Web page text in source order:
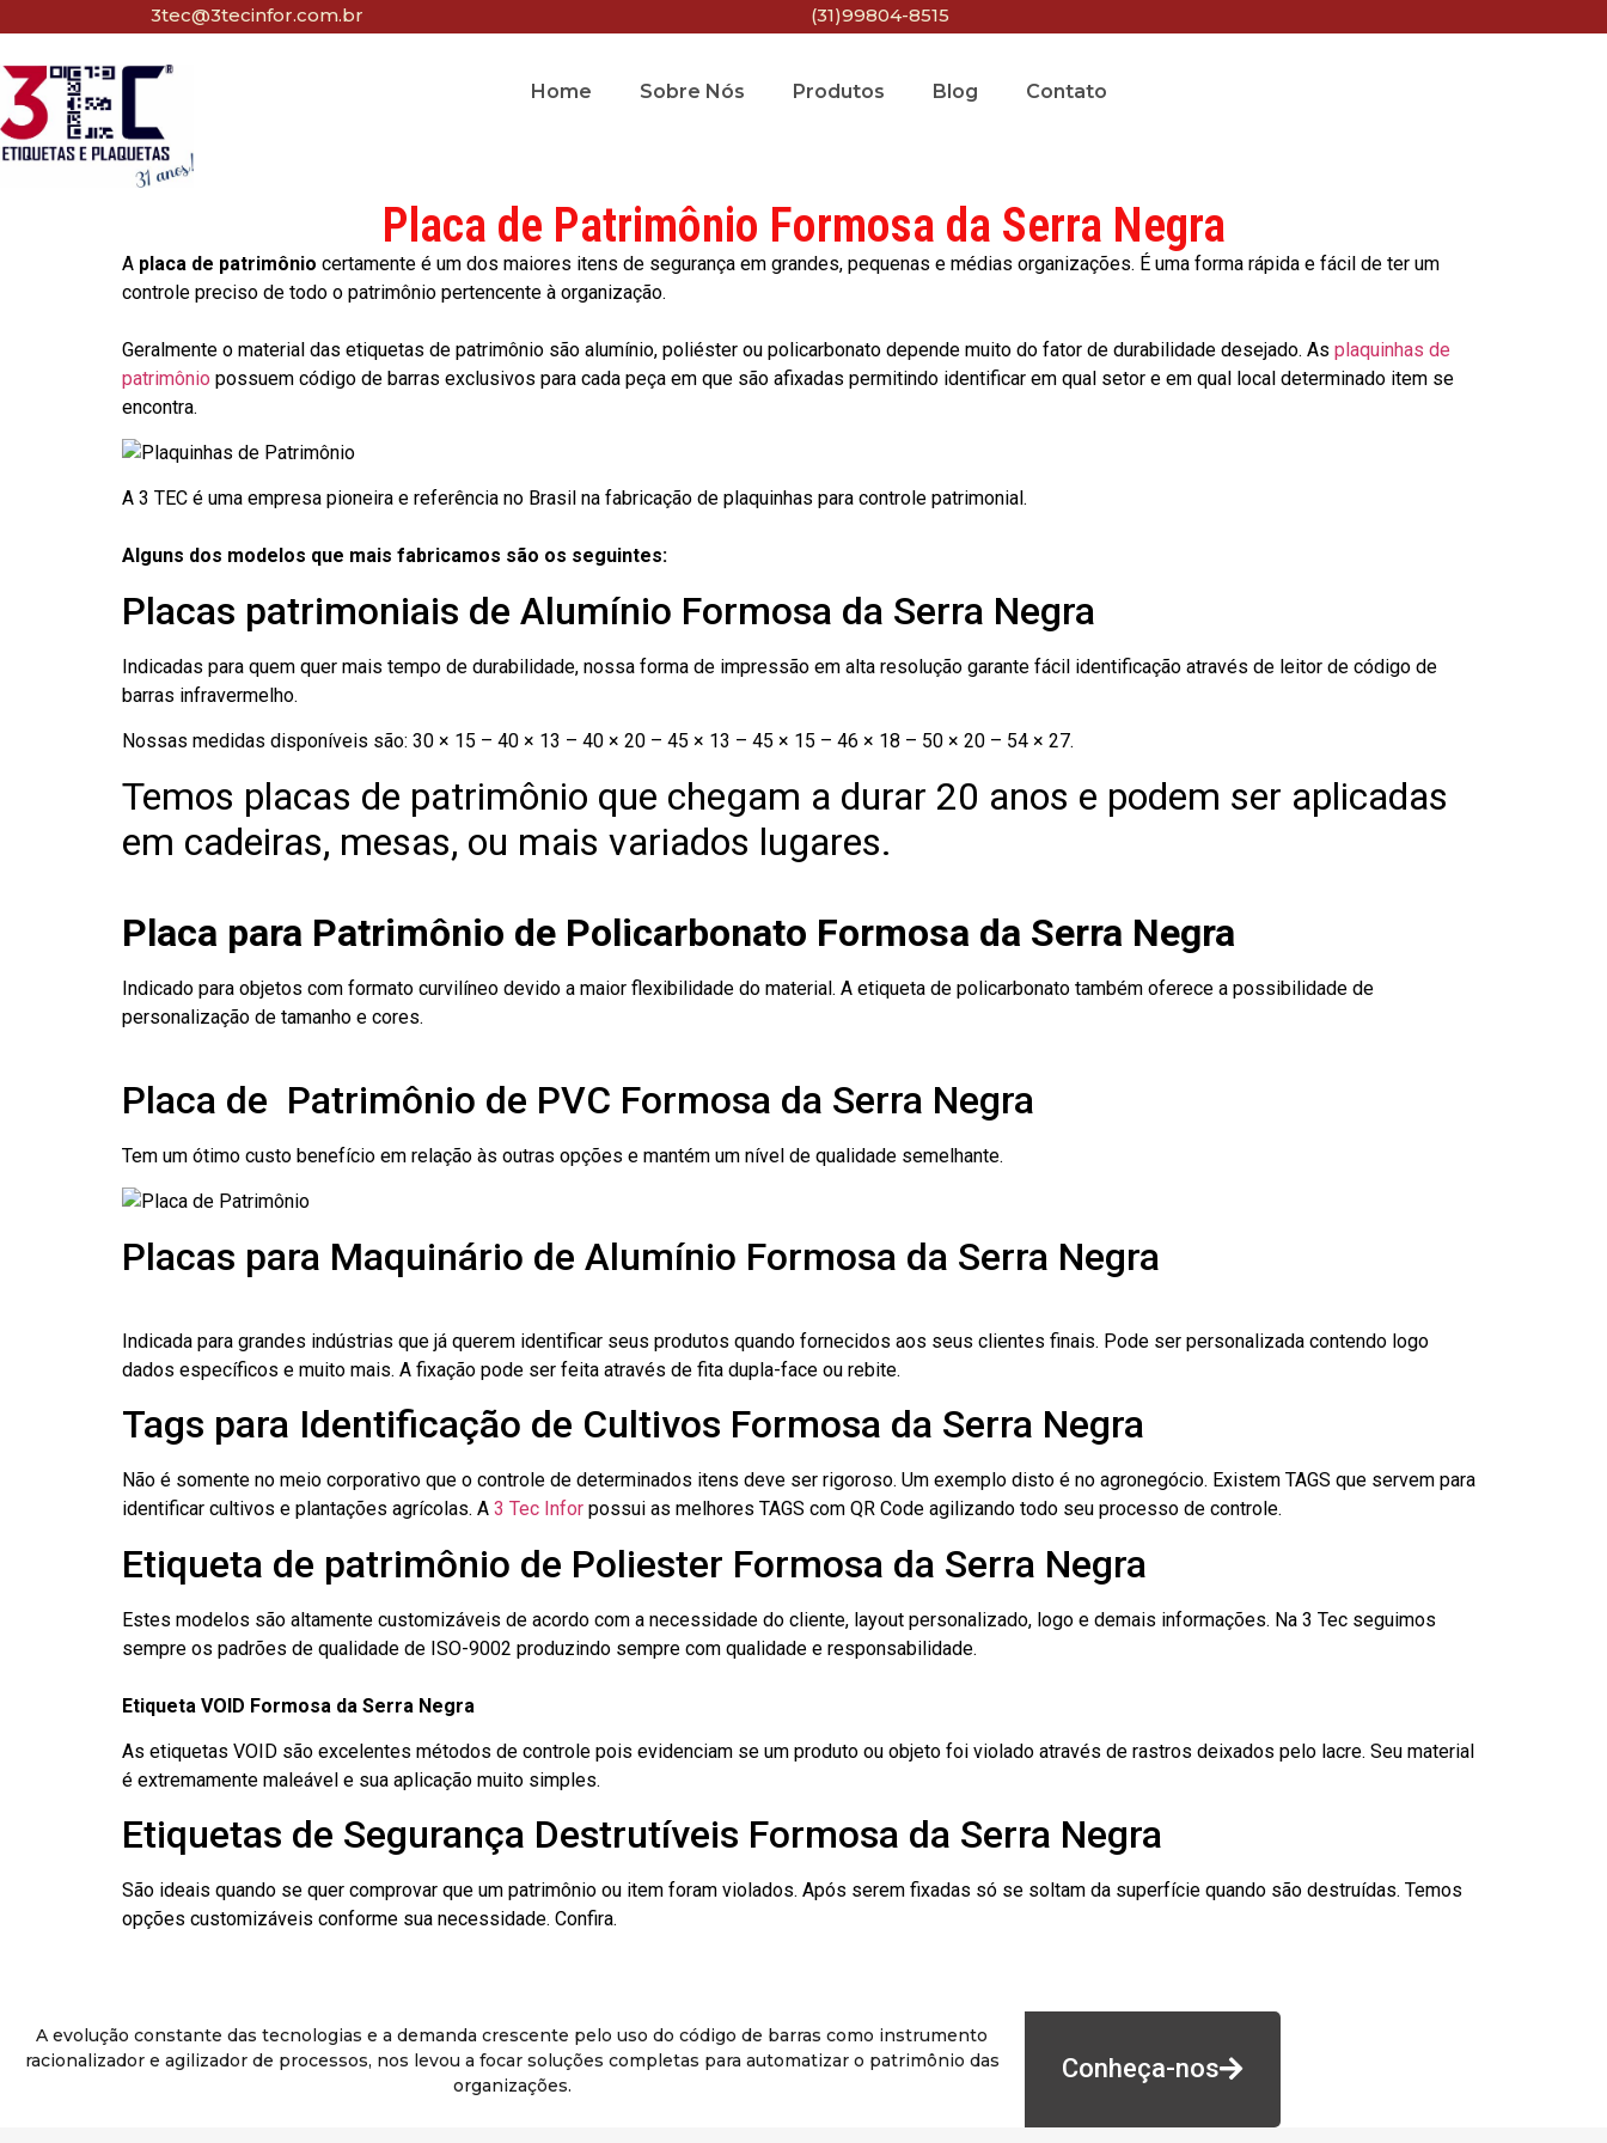
3tec@3tecinfor.com.br (31)99804-8515
Home Sobre Nós Produtos Blog Contato
Placa de Patrimônio Formosa da Serra Negra
A placa de patrimônio certamente é um dos maiores itens de segurança em grandes, pequenas e médias organizações. É uma forma rápida e fácil de ter um
controle preciso de todo o patrimônio pertencente à organização.
Geralmente o material das etiquetas de patrimônio são alumínio, poliéster ou policarbonato depende muito do fator de durabilidade desejado. As plaquinhas de
patrimônio possuem código de barras exclusivos para cada peça em que são afixadas permitindo identificar em qual setor e em qual local determinado item se
encontra.
A 3 TEC é uma empresa pioneira e referência no Brasil na fabricação de plaquinhas para controle patrimonial.
Alguns dos modelos que mais fabricamos são os seguintes:
Placas patrimoniais de Alumínio Formosa da Serra Negra
Indicadas para quem quer mais tempo de durabilidade, nossa forma de impressão em alta resolução garante fácil identificação através de leitor de código de
barras infravermelho.
Nossas medidas disponíveis são: 30 × 15 – 40 × 13 – 40 × 20 – 45 × 13 – 45 × 15 – 46 × 18 – 50 × 20 – 54 × 27.
Temos placas de patrimônio que chegam a durar 20 anos e podem ser aplicadas
em cadeiras, mesas, ou mais variados lugares.
Placa para Patrimônio de Policarbonato Formosa da Serra Negra
Indicado para objetos com formato curvilíneo devido a maior flexibilidade do material. A etiqueta de policarbonato também oferece a possibilidade de
personalização de tamanho e cores.
Placa de Patrimônio de PVC Formosa da Serra Negra
Tem um ótimo custo benefício em relação às outras opções e mantém um nível de qualidade semelhante.
Placas para Maquinário de Alumínio Formosa da Serra Negra
Indicada para grandes indústrias que já querem identificar seus produtos quando fornecidos aos seus clientes finais. Pode ser personalizada contendo logo
dados específicos e muito mais. A fixação pode ser feita através de fita dupla-face ou rebite.
Tags para Identificação de Cultivos Formosa da Serra Negra
Não é somente no meio corporativo que o controle de determinados itens deve ser rigoroso. Um exemplo disto é no agronegócio. Existem TAGS que servem para
identificar cultivos e plantações agrícolas. A 3 Tec Infor possui as melhores TAGS com QR Code agilizando todo seu processo de controle.
Etiqueta de patrimônio de Poliester Formosa da Serra Negra
Estes modelos são altamente customizáveis de acordo com a necessidade do cliente, layout personalizado, logo e demais informações. Na 3 Tec seguimos
sempre os padrões de qualidade de ISO-9002 produzindo sempre com qualidade e responsabilidade.
Etiqueta VOID Formosa da Serra Negra
As etiquetas VOID são excelentes métodos de controle pois evidenciam se um produto ou objeto foi violado através de rastros deixados pelo lacre. Seu material
é extremamente maleável e sua aplicação muito simples.
Etiquetas de Segurança Destrutíveis Formosa da Serra Negra
São ideais quando se quer comprovar que um patrimônio ou item foram violados. Após serem fixadas só se soltam da superfície quando são destruídas. Temos
opções customizáveis conforme sua necessidade. Confira.
A evolução constante das tecnologias e a demanda crescente pelo uso do código de barras como instrumento
racionalizador e agilizador de processos, nos levou a focar soluções completas para automatizar o patrimônio das
organizações.
Conheça-nos